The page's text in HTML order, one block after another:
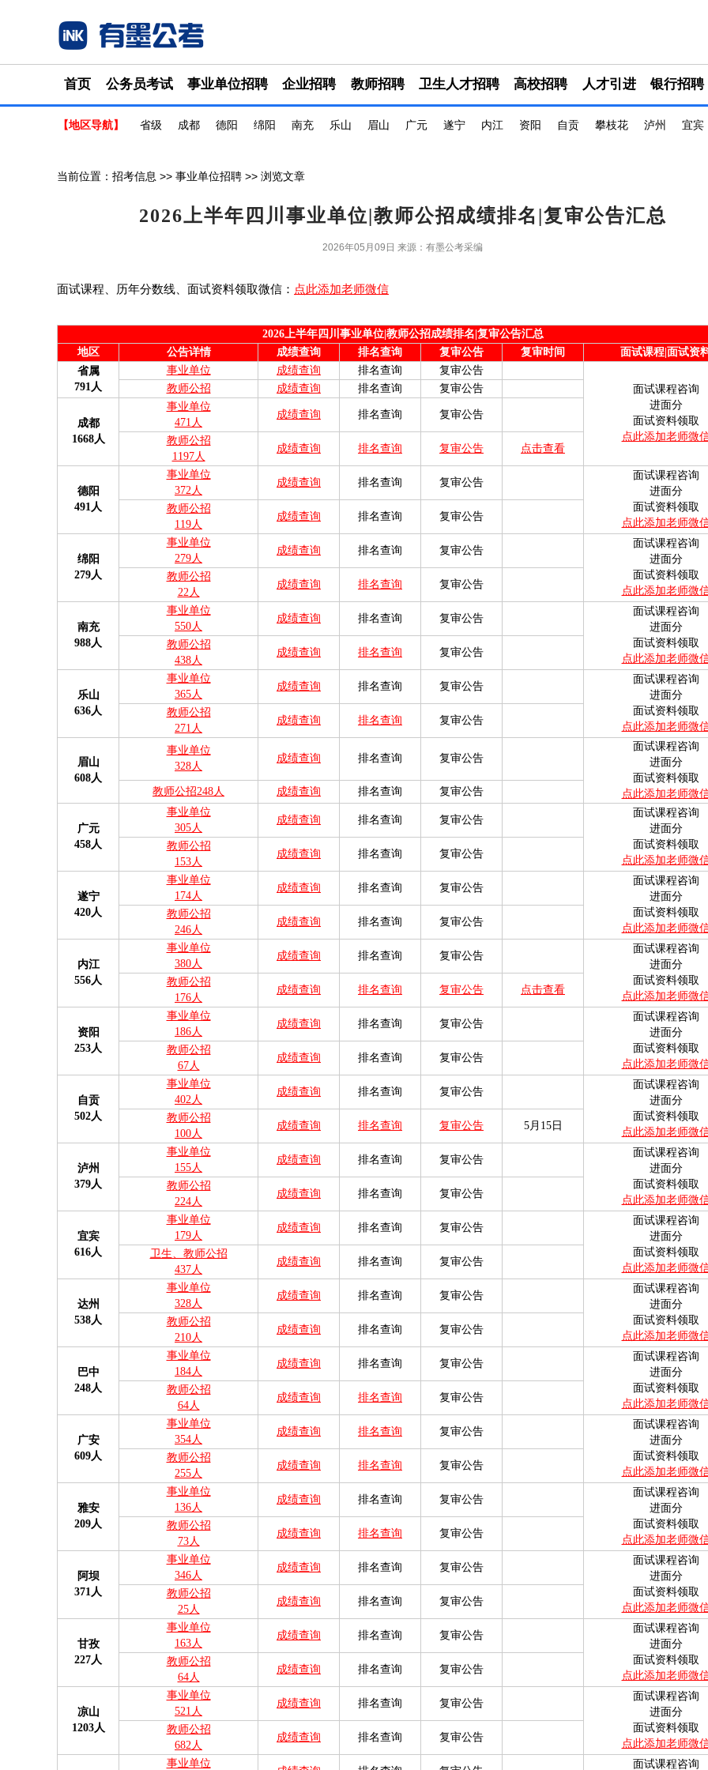
首页 公务员考试 事业单位招聘 企业招聘 教师招聘 卫生人才招聘 高校招聘 人才引进 银行招聘
【地区导航】 省级 成都 德阳 绵阳 南充 乐山 眉山 广元 遂宁 内江 资阳 自贡 攀枝花 泸州 宜宾
当前位置： 招考信息 >> 事业单位招聘 >> 浏览文章
2026上半年四川事业单位|教师公招成绩排名|复审公告汇总
2026年05月09日 来源：有墨公考采编
面试课程、历年分数线、面试资料领取微信： 点此添加老师微信
2026上半年四川事业单位|教师公招成绩排名|复审公告汇总
地区
公告详情 成绩查询 排名查询 复审公告 复审时间
面试课程|面试资
省属
791人
事业单位 成绩查询 排名查询
复审公告
面试课程咨询
进面分
面试资料领取
点此添加老师微
教师公招 成绩查询 排名查询 复审公告
成都
1668人
事业单位
471人
成绩查询 排名查询 复审公告
教师公招
1197人
成绩查询 排名查询 复审公告 点击查看
德阳
491人
事业单位
372人
成绩查询 排名查询 复审公告
面试课程咨询
进面分
面试资料领取
点此添加老师微
教师公招
119人
成绩查询 排名查询 复审公告
绵阳
279人
事业单位
279人
成绩查询 排名查询 复审公告
面试课程咨询
进面分
面试资料领取
点此添加老师微
教师公招
22人
成绩查询 排名查询 复审公告
南充
988人
事业单位
550人
成绩查询 排名查询 复审公告
面试课程咨询
进面分
面试资料领取
点此添加老师微
教师公招
438人
成绩查询 排名查询 复审公告
乐山
636人
事业单位
365人
成绩查询 排名查询 复审公告
面试课程咨询
进面分
面试资料领取
点此添加老师微
教师公招
271人
成绩查询 排名查询 复审公告
眉山
608人
事业单位
328人
成绩查询 排名查询 复审公告
面试课程咨询
进面分
面试资料领取
点此添加老师微
教师公招248人 成绩查询 排名查询 复审公告
广元
458人
事业单位
305人
成绩查询 排名查询 复审公告
面试课程咨询
进面分
面试资料领取
点此添加老师微
教师公招
153人
成绩查询 排名查询 复审公告
遂宁
420人
事业单位
174人
成绩查询 排名查询 复审公告
面试课程咨询
进面分
面试资料领取
点此添加老师微
教师公招
246人
成绩查询 排名查询 复审公告
内江
556人
事业单位
380人
成绩查询 排名查询 复审公告
面试课程咨询
进面分
面试资料领取
点此添加老师微
教师公招
176人
成绩查询 排名查询 复审公告 点击查看
资阳
253人
事业单位
186人
成绩查询 排名查询 复审公告
面试课程咨询
进面分
面试资料领取
点此添加老师微
教师公招
67人
成绩查询 排名查询 复审公告
自贡
502人
事业单位
402人
成绩查询 排名查询 复审公告
面试课程咨询
进面分
面试资料领取
点此添加老师微
教师公招
100人
成绩查询 排名查询 复审公告 5月15日
泸州
379人
事业单位
155人
成绩查询 排名查询 复审公告
面试课程咨询
进面分
面试资料领取
点此添加老师微
教师公招
224人
成绩查询 排名查询 复审公告
宜宾
616人
事业单位
179人
成绩查询 排名查询 复审公告
面试课程咨询
进面分
面试资料领取
点此添加老师微
卫生、教师公招
437人
成绩查询 排名查询 复审公告
达州
538人
事业单位
328人
成绩查询 排名查询 复审公告
面试课程咨询
进面分
面试资料领取
点此添加老师微
教师公招
210人
成绩查询 排名查询 复审公告
巴中
248人
事业单位
184人
成绩查询 排名查询 复审公告
面试课程咨询
进面分
面试资料领取
点此添加老师微
教师公招
64人
成绩查询 排名查询 复审公告
广安
609人
事业单位
354人
成绩查询 排名查询 复审公告
面试课程咨询
进面分
面试资料领取
点此添加老师微
教师公招
255人
成绩查询 排名查询 复审公告
雅安
209人
事业单位
136人
成绩查询 排名查询 复审公告
面试课程咨询
进面分
面试资料领取
点此添加老师微
教师公招
73人
成绩查询 排名查询 复审公告
阿坝
371人
事业单位
346人
成绩查询 排名查询 复审公告
面试课程咨询
进面分
面试资料领取
点此添加老师微
教师公招
25人
成绩查询 排名查询 复审公告
甘孜
227人
事业单位
163人
成绩查询 排名查询 复审公告
面试课程咨询
进面分
面试资料领取
点此添加老师微
教师公招
64人
成绩查询 排名查询 复审公告
凉山
1203人
事业单位
521人
成绩查询 排名查询 复审公告
面试课程咨询
进面分
面试资料领取
点此添加老师微
教师公招
682人
成绩查询 排名查询 复审公告
事业单位 面试课程咨询